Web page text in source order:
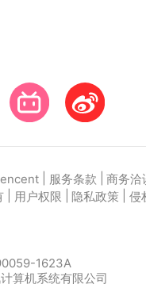
服务条款 商务洽
用户权限 隐私政策 侵
1623A
算机系统有限公司